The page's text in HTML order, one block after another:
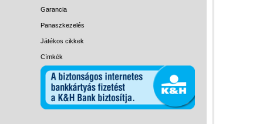
Garancia
Panaszkezelés
Játékos cikkek
Címkék
Papírszínház
Pixelhobby